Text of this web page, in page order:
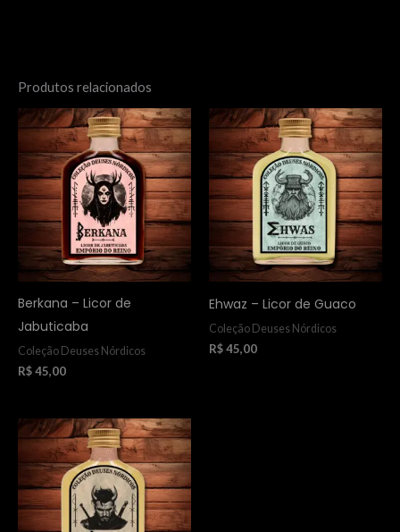
Produtos relacionados
Berkana – Licor de
Jabuticaba
Coleção Deuses Nórdicos
R$45,00
Ehwaz – Licor de Guaco
Coleção Deuses Nórdicos
R$45,00